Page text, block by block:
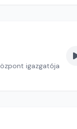
igazgatója